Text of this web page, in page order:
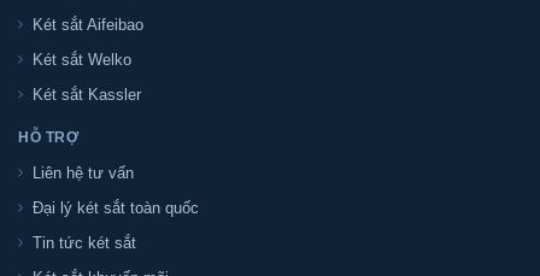
Két sắt Aifeibao
Két sắt Welko
Két sắt Kassler
HỖ TRỢ
Liên hệ tư vấn
Đại lý két sắt toàn quốc
Tin tức két sắt